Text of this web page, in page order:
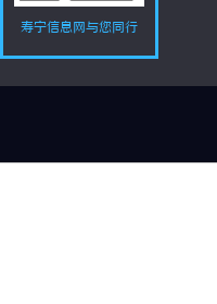
寿宁信息网与您同行